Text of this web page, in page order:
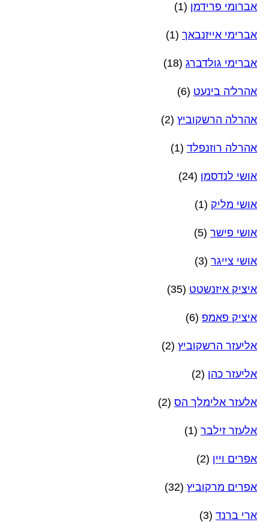
אברומי פרידמן (1)
אברימי אייזנבאך (1)
אברימי גולדברג (18)
אהרל'ה בינעט (6)
אהרלה הרשקוביץ (2)
אהרלה רוזנפלד (1)
אושי לנדסמן (24)
אושי מליק (1)
אושי פישר (5)
אושי צייגר (3)
איציק איזנשטט (35)
איציק פאמפ (6)
אליעזר הרשקוביץ (2)
אליעזר כהן (2)
אלעזר אלימלך הס (2)
אלעזר זילבר (1)
אפרים ויין (2)
אפרים מרקוביץ (32)
ארי ברנד (3)